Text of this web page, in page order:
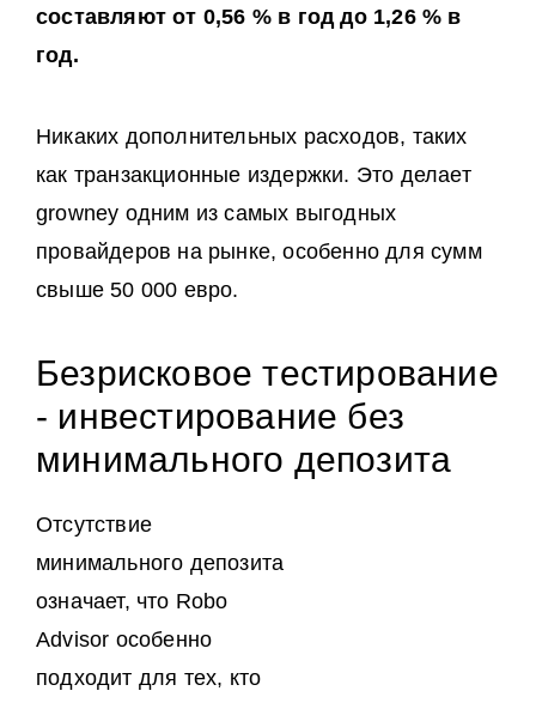
составляют от 0,56 % в год до 1,26 % в
год.
Никаких дополнительных расходов, таких
как транзакционные издержки. Это делает
growney одним из самых выгодных
провайдеров на рынке, особенно для сумм
свыше 50 000 евро.
Безрисковое тестирование
- инвестирование без
минимального депозита
Отсутствие
минимального депозита
означает, что Robo
Advisor особенно
подходит для тех, кто